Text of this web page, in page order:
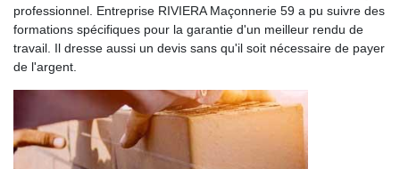
professionnel. Entreprise RIVIERA Maçonnerie 59 a pu suivre des
formations spécifiques pour la garantie d'un meilleur rendu de
travail. Il dresse aussi un devis sans qu'il soit nécessaire de payer
de l'argent.